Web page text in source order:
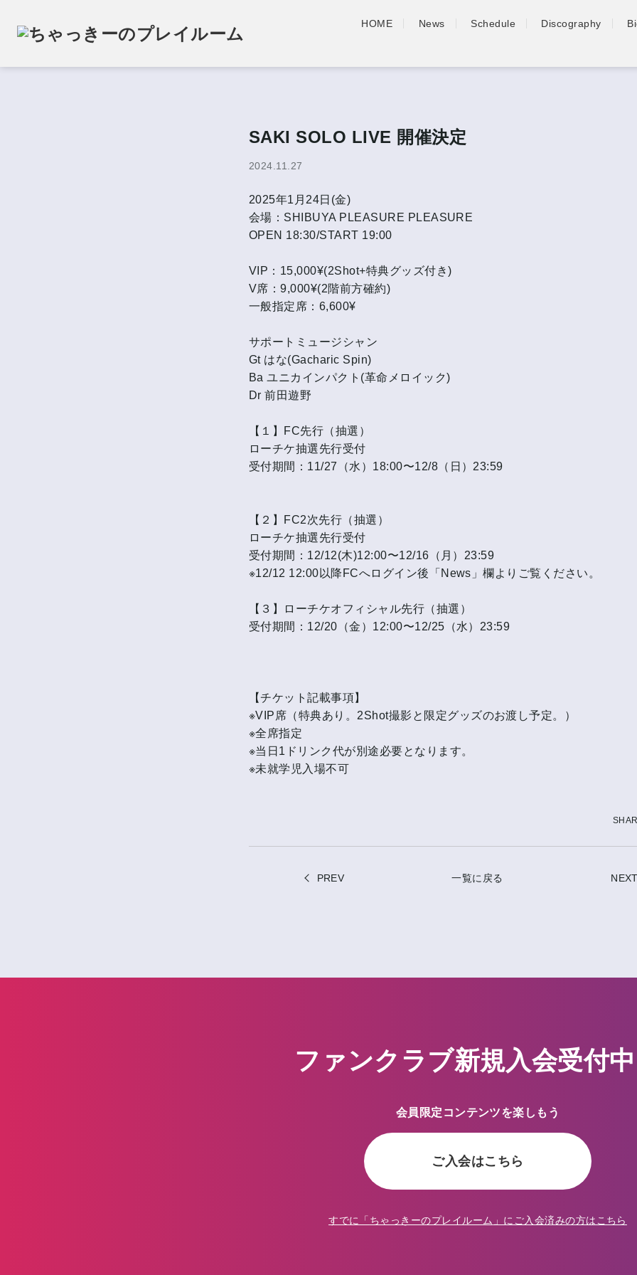
HOME News Schedule Discography
SAKI SOLO LIVE 開催決定
2024.11.27
2025年1月24日(金)
会場：SHIBUYA PLEASURE PLEASURE
OPEN 18:30/START 19:00
VIP：15,000¥(2Shot+特典グッズ付き)
V席：9,000¥(2階前方確約)
一般指定席：6,600¥
サポートミュージシャン
Gt はな(Gacharic Spin)
Ba ユニカインパクト(革命メロイック)
Dr 前田遊野
【１】FC先行（抽選）
ローチケ抽選先行受付
受付期間：11/27（水）18:00〜12/8（日）23:59
【２】FC2次先行（抽選）
ローチケ抽選先行受付
受付期間：12/12(木)12:00〜12/16（月）23:59
※12/12 12:00以降FCへログイン後「News」欄よりご覧ください。
【３】ローチケオフィシャル先行（抽選）
受付期間：12/20（金）12:00〜12/25（水）23:59
【チケット記載事項】
※VIP席（特典あり。2Shot撮影と限定グッズのお渡し予定。）
※全席指定
※当日1ドリンク代が別途必要となります。
※未就学児入場不可
PREV 一覧に戻る
ファンクラブ新規入会受付
会員限定コンテンツを楽しもう
ご入会はこちら
すでに「 ちゃっきーのプレイルーム 」にご入会済みの方はこちら